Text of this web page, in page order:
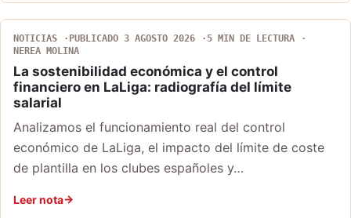
NOTICIAS PUBLICADO 3 AGOSTO 2026
5 MIN DE LECTURA
NEREA MOLINA
La sostenibilidad económica y el control
financiero en LaLiga: radiografía del límite
salarial
Analizamos el funcionamiento real del control
económico de LaLiga, el impacto del límite de coste
de plantilla en los clubes españoles y…
Leer nota